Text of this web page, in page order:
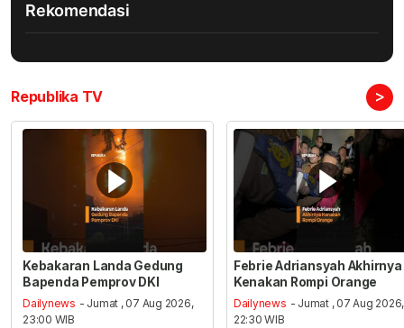
Rekomendasi
Republika TV >
Kebakaran Landa Gedung
Bapenda Pemprov DKI
Dailynews - Jumat , 07 Aug 2026,
23:00 WIB
Febrie Adriansyah Akhirnya
Kenakan Rompi Orange
Dailynews - Jumat , 07 Aug 2026,
22:30 WIB